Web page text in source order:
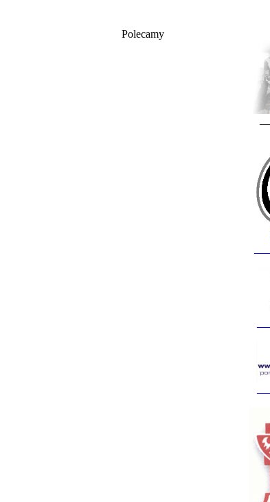
Polecamy